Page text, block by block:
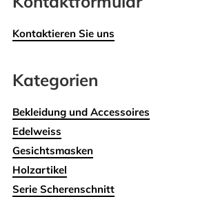
Kontaktieren Sie uns
Kategorien
Bekleidung und Accessoires
Edelweiss
Gesichtsmasken
Holzartikel
Serie Scherenschnitt